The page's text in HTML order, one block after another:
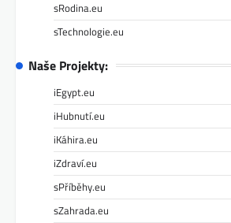
sRodina.eu
sTechnologie.eu
Naše Projekty:
iEgypt.eu
iHubnutí.eu
iKáhira.eu
iZdraví.eu
sPříběhy.eu
sZahrada.eu